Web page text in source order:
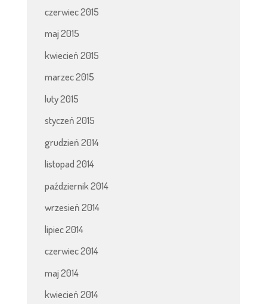
czerwiec 2015
maj 2015
kwiecień 2015
marzec 2015
luty 2015
styczeń 2015
grudzień 2014
listopad 2014
październik 2014
wrzesień 2014
lipiec 2014
czerwiec 2014
maj 2014
kwiecień 2014